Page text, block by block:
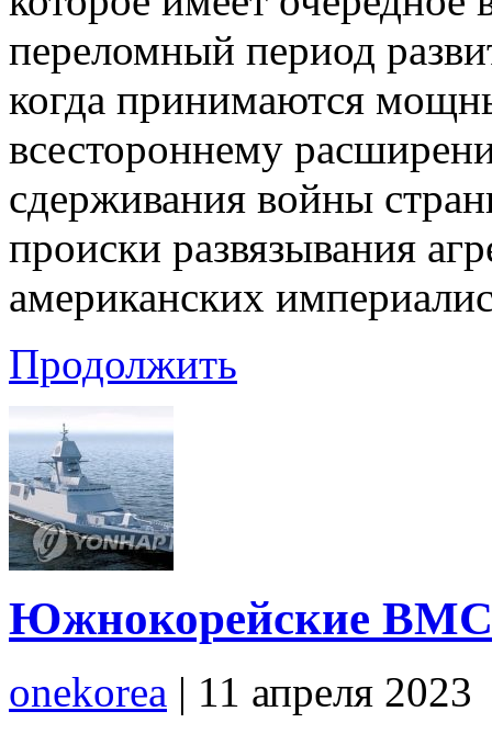
переломный период
когда принимаются
всестороннему
сдерживания войны
происки развязывания
американских
Продолжить
Южнокорейские ВМС
onekorea | 11 апреля 2023